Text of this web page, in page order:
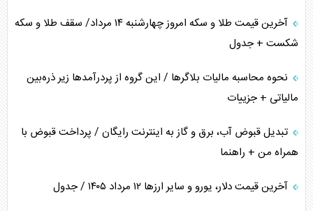
آخرین قیمت طلا و سکه امروز چهارشنبه ۱۴ مرداد/ سقف طلا و سکه
شکست + جدول
نحوه محاسبه مالیات بلاگر‌ها / این گروه از پردرآمد‌ها زیر ذره‌بین
مالیاتی + جزییات
تبدیل قبوض آب، برق و گاز به اینترنت رایگان / پرداخت قبوض با
همراه من + راهنما
آخرین قیمت دلار، یورو و سایر ارز‌ها ۱۲ مرداد ۱۴۰۵ / جدول